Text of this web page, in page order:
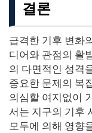
결론
급격한 기후 변화
디어와 관점의 활
의 다면적인 성격
중요한 문제의 복
의심할 여지없이
서는 지구의 기후
모두에 의해 영향